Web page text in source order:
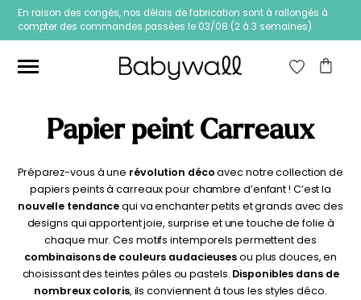
En raison des congés, nos délais de fabrication sont à rallongés à
compter des commandes passées le 03/08 (2 à 3 semaines)
Papier peint Carreaux
Préparez-vous à une révolution décoavec notre collection de
papiers peints à carreaux pour chambre d’enfant ! C’est la
nouvelle tendancequi va enchanter petits et grands avec des
designs qui apportent joie, surprise et une touche de folie à
chaque mur. Ces motifs intemporels permettent des
combinaisons de couleurs audacieusesou plus douces, en
choisissant des teintes pâles ou pastels. Disponibles dans de
nombreux coloris, ils conviennent à tous les styles déco.
RECHERCHE
POUR :
RECHERCHE
Prix
min
Prix
max
Filtrer
Prix : —